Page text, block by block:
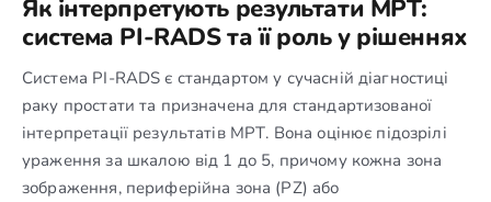
Як інтерпретують результати МРТ:
система PI-RADS та її роль у рішеннях
Система PI-RADS є стандартом у сучасній діагностиці
раку простати та призначена для стандартизованої
інтерпретації результатів МРТ. Вона оцінює підозрілі
ураження за шкалою від 1 до 5, причому кожна зона
зображення, периферійна зона (PZ) або